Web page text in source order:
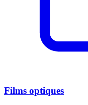
Films optiques